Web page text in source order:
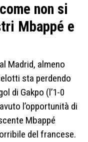
non si
Mbappé e
Madrid, almeno
sta perdendo
di Gakpo (l’1-0
l’opportunità di
Mbappé
del francese.